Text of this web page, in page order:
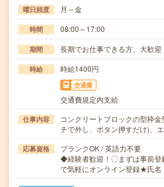
曜日頻度 月～金
時間 08:00～17:00
期間 長期でお仕事できる方、大歓迎
時給 時給1400円
交通費
交通費規定内支給
仕事内容
コンクリートブロックの型枠
チで外し、ボタン押すだけ)、
応募資格
ブランクOK / 英語力不要
◆経験者歓迎！〇まずは事前登
で気軽にオンライン登録★氏